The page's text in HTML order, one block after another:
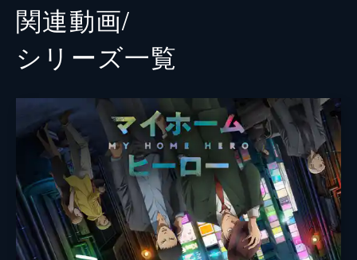
関連動画/
シリーズ⼀覧